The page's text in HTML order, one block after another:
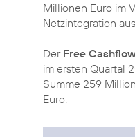
Millionen Euro im
Netzintegration
Der Free
im ersten Quartal
Summe 259
Euro.